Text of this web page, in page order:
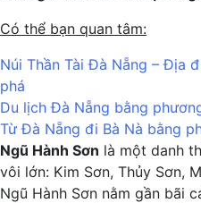
Có thể bạn quan tâm:
Núi Thần Tài Đà Nẵng – Địa
phá
Du lịch Đà Nẵng bằng
Từ Đà Nẵng đi Bà Nà bằng
Ngũ Hành Sơn là một danh
vôi lớn: Kim Sơn, Thủy Sơn,
Ngũ Hành Sơn nằm gần bãi